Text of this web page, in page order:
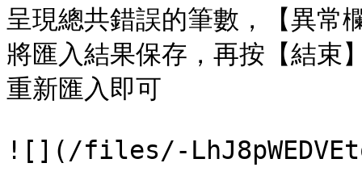
呈現總共錯誤的筆數，【異常
將匯入結果保存，再按【結
重新匯入即可
![](/files/-